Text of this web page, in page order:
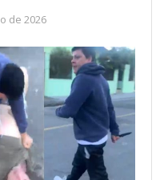
de 2026